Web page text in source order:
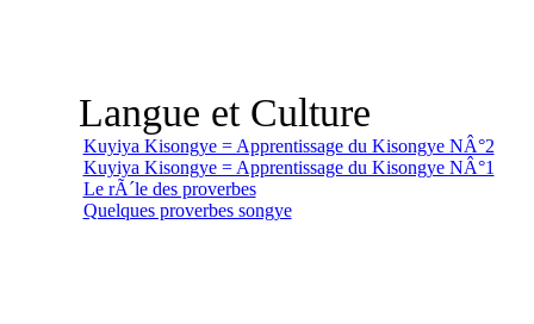
Langue et Culture
Kuyiya Kisongye = Apprentissage du Kisongye NÂ°2
Kuyiya Kisongye = Apprentissage du Kisongye NÂ°1
Le rÃ´le des proverbes
Quelques proverbes songye